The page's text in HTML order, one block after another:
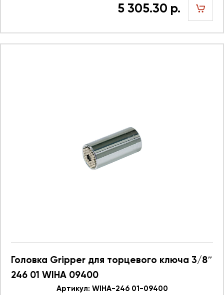
5 305.30 р.
Головка Gripper для торцевого ключа 3/8″
246 01 WIHA 09400
Артикул: WIHA-246 01-09400